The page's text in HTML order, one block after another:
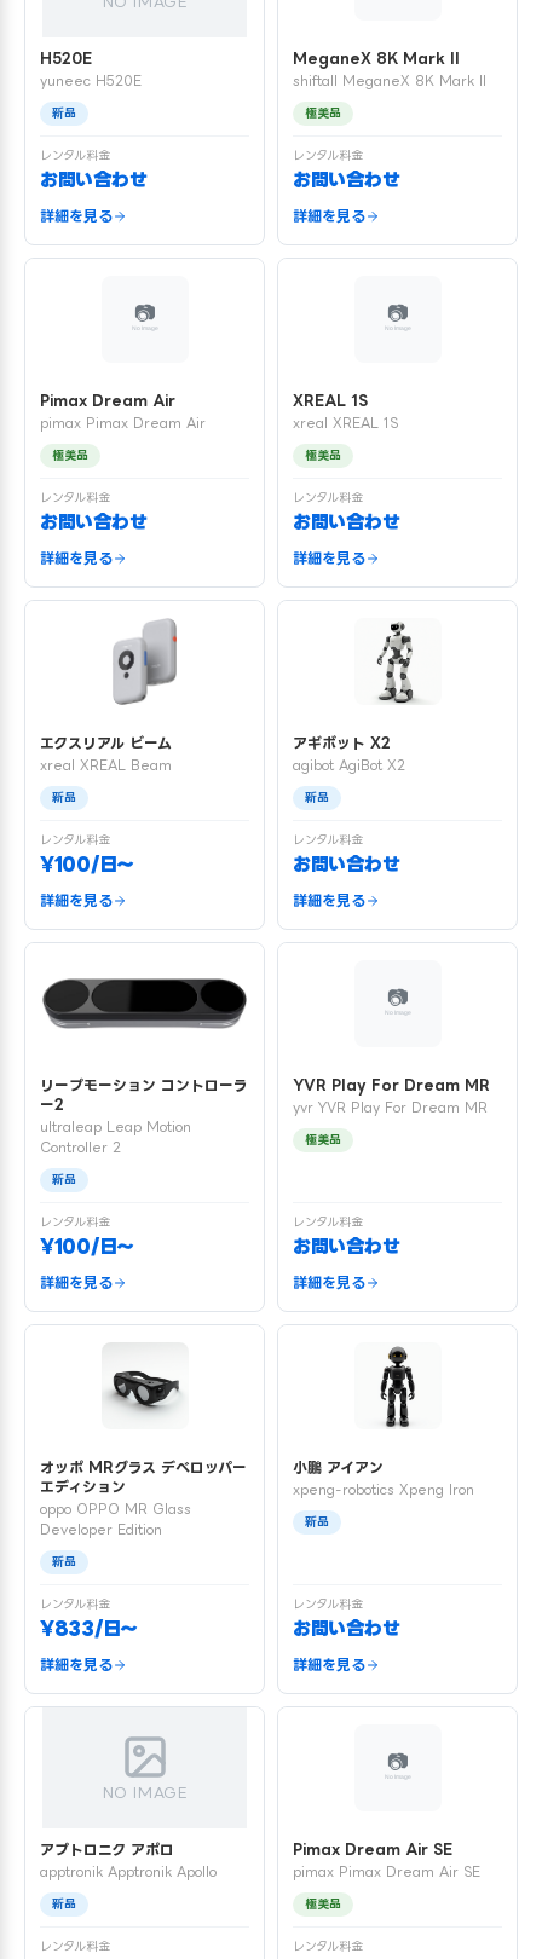
H520E
yuneec H520E
新品
レンタル料金
お問い合わせ
詳細を見る
MeganeX 8K Mark II
shiftall MeganeX 8K Mark II
極美品
レンタル料金
お問い合わせ
詳細を見る
Pimax Dream Air
pimax Pimax Dream Air
極美品
レンタル料金
お問い合わせ
詳細を見る
XREAL 1S
xreal XREAL 1S
極美品
レンタル料金
お問い合わせ
詳細を見る
エクスリアル ビーム
xreal XREAL Beam
新品
レンタル料金
¥100/日〜
詳細を見る
アギボット X2
agibot AgiBot X2
新品
レンタル料金
お問い合わせ
詳細を見る
リープモーション コントローラ
ー2
ultraleap Leap Motion
Controller 2
新品
レンタル料金
¥100/日〜
詳細を見る
YVR Play For Dream MR
yvr YVR Play For Dream MR
極美品
レンタル料金
お問い合わせ
詳細を見る
オッポ MRグラス デベロッパー
エディション
oppo OPPO MR Glass
Developer Edition
新品
レンタル料金
¥833/日〜
詳細を見る
小鵬 アイアン
xpeng-robotics Xpeng Iron
新品
レンタル料金
お問い合わせ
詳細を見る
NO IMAGE
アプトロニク アポロ
apptronik Apptronik Apollo
新品
レンタル料金
Pimax Dream Air SE
pimax Pimax Dream Air SE
極美品
レンタル料金